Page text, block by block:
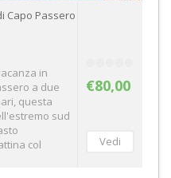
€80,00
Capo Passero
in
a due
questa
sud
col